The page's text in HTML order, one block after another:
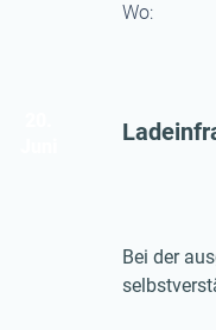
Wo:
Bei der